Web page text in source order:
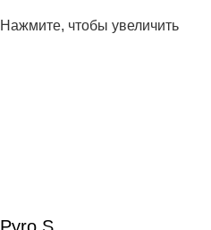
Нажмите, чтобы увеличить